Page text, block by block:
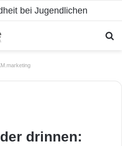
bei Jugendlichen
drinnen: